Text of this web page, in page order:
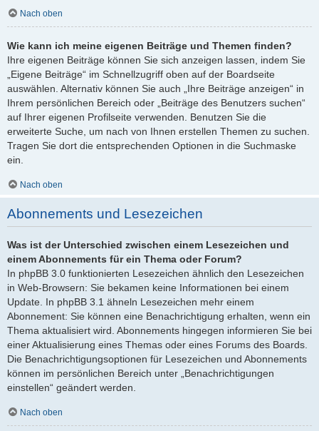
Nach oben
Wie kann ich meine eigenen Beiträge und Themen finden?
Ihre eigenen Beiträge können Sie sich anzeigen lassen, indem Sie
„Eigene Beiträge“ im Schnellzugriff oben auf der Boardseite
auswählen. Alternativ können Sie auch „Ihre Beiträge anzeigen“ in
Ihrem persönlichen Bereich oder „Beiträge des Benutzers suchen“
auf Ihrer eigenen Profilseite verwenden. Benutzen Sie die
erweiterte Suche, um nach von Ihnen erstellen Themen zu suchen.
Tragen Sie dort die entsprechenden Optionen in die Suchmaske
ein.
Nach oben
Abonnements und Lesezeichen
Was ist der Unterschied zwischen einem Lesezeichen und
einem Abonnements für ein Thema oder Forum?
In phpBB 3.0 funktionierten Lesezeichen ähnlich den Lesezeichen
in Web-Browsern: Sie bekamen keine Informationen bei einem
Update. In phpBB 3.1 ähneln Lesezeichen mehr einem
Abonnement: Sie können eine Benachrichtigung erhalten, wenn ein
Thema aktualisiert wird. Abonnements hingegen informieren Sie bei
einer Aktualisierung eines Themas oder eines Forums des Boards.
Die Benachrichtigungsoptionen für Lesezeichen und Abonnements
können im persönlichen Bereich unter „Benachrichtigungen
einstellen“ geändert werden.
Nach oben